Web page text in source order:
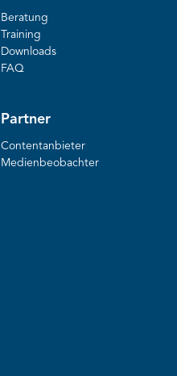
Beratung
Training
Downloads
FAQ
Partner
Contentanbieter
Medienbeobachter